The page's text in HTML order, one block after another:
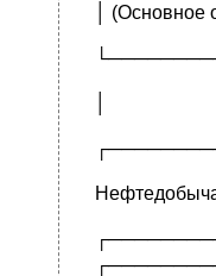
│ (Основное